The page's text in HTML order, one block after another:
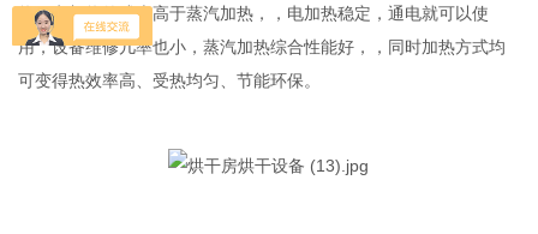
热。电加热的成本高于蒸汽加热，，电加热稳定，通电就可以使
用，设备维修几率也小，蒸汽加热综合性能好，，同时加热方式均
可变得热效率高、受热均匀、节能环保。